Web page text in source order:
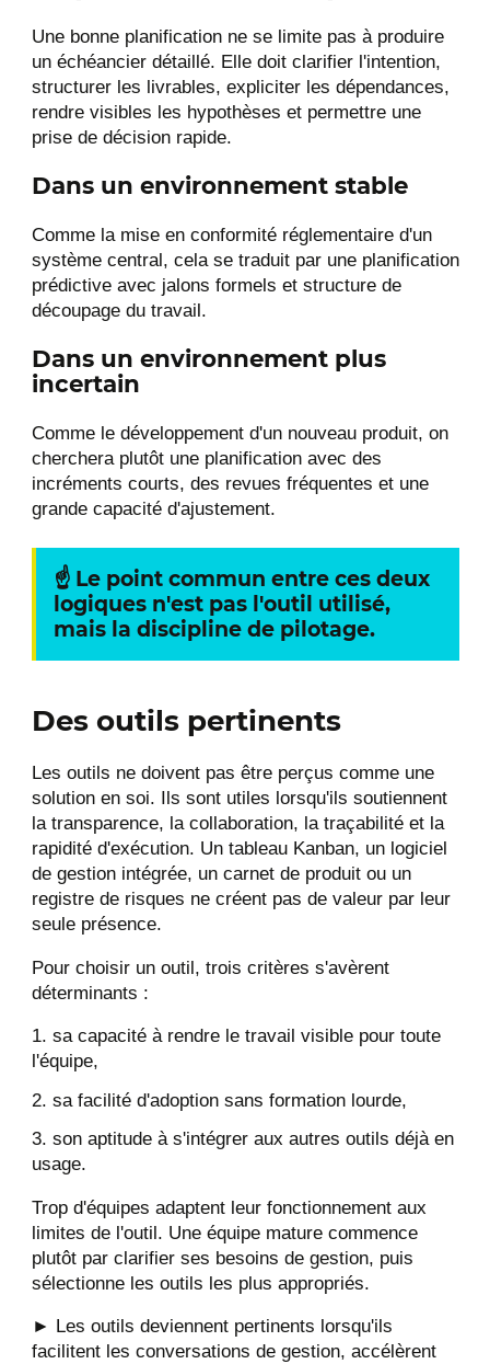
Une bonne planification ne se limite pas à produire
un échéancier détaillé. Elle doit clarifier l'intention,
structurer les livrables, expliciter les dépendances,
rendre visibles les hypothèses et permettre une
prise de décision rapide.
Dans un environnement stable
Comme la mise en conformité réglementaire d'un
système central, cela se traduit par une planification
prédictive avec jalons formels et structure de
découpage du travail.
Dans un environnement plus
incertain
Comme le développement d'un nouveau produit, on
cherchera plutôt une planification avec des
incréments courts, des revues fréquentes et une
grande capacité d'ajustement.
☝ Le point commun entre ces deux
logiques n'est pas l'outil utilisé,
mais la discipline de pilotage.
Des outils pertinents
Les outils ne doivent pas être perçus comme une
solution en soi. Ils sont utiles lorsqu'ils soutiennent
la transparence, la collaboration, la traçabilité et la
rapidité d'exécution. Un tableau Kanban, un logiciel
de gestion intégrée, un carnet de produit ou un
registre de risques ne créent pas de valeur par leur
seule présence.
Pour choisir un outil, trois critères s'avèrent
déterminants :
sa capacité à rendre le travail visible pour toute
l'équipe,
sa facilité d'adoption sans formation lourde,
son aptitude à s'intégrer aux autres outils déjà en
usage.
Trop d'équipes adaptent leur fonctionnement aux
limites de l'outil. Une équipe mature commence
plutôt par clarifier ses besoins de gestion, puis
sélectionne les outils les plus appropriés.
► Les outils deviennent pertinents lorsqu'ils
facilitent les conversations de gestion, accélèrent